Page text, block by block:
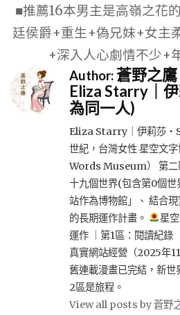
■推薦16本男主是高嶺之花
廷侯爵+重生+偽兄妹+女主
+深入人心劇情不少+
Author:蒼野之
Eliza Starry｜
為同一人)
Eliza Starry｜伊莉莎・
世紀，台灣女性 星空文
Words Museum） 第二
十九個世界(包含第0個
站作為博物館」、 結合
的長期運作計畫。
星
運作 ｜第1區：閱讀紀錄
真實網站經營（2025年11
舊連載漫畫已完結，新世
2區是旅程。
View all posts by 蒼野